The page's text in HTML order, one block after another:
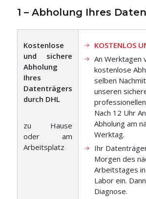
1 – Abholung Ihres
Kostenlose
und sichere
Abholung
Ihres
Datenträgers
durch DHL
zu Hause
oder am
Arbeitsplatz
KOSTENLOS
An Werktagen
kostenlose
selben
unseren
Nach 12 Uhr
Abholung am
Werktag.
Ihr
Morgen des
Arbeitstages
Labor ein.
Diagnose.